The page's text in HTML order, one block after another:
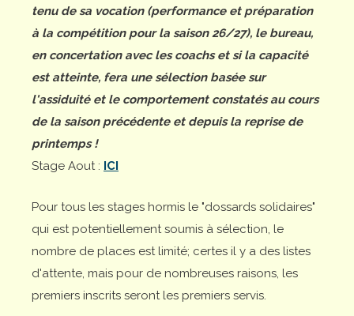
tenu de sa vocation (performance et préparation
à la compétition pour la saison 26/27), le bureau,
en concertation avec les coachs et si la capacité
est atteinte, fera une sélection basée sur
l'assiduité et le comportement constatés au cours
de la saison précédente et depuis la reprise de
printemps !
Stage Aout : ICI
Pour tous les stages hormis le "dossards solidaires"
qui est potentiellement soumis à sélection, le
nombre de places est limité; certes il y a des listes
d'attente, mais pour de nombreuses raisons, les
premiers inscrits seront les premiers servis.